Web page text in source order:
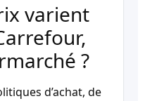
varient
?
d’achat, de